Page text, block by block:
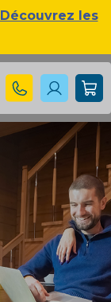
Découvrez les